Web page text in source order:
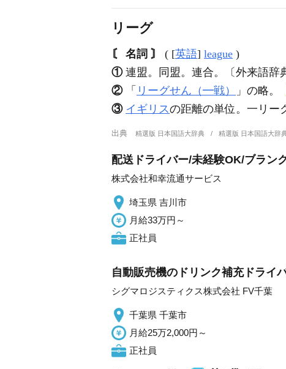
リーグ
〘 名詞 〙 ( [英語] league )
①連盟。同盟。連合。〔外来語辞
②「 リーグせん（━戦） 」の略。
③ イギリスの距離の単位。一リー
出典 精選版 日本国語大辞典 精選版 日本国語大
配送ドライバー/未経験OK/ブラン
株式会社和幸流通サービス
埼玉県 吉川市
月給33万円～
正社員
自動販売機のドリンク補充ドライ
シグマロジスティクス株式会社 FV千葉
千葉県 千葉市
月給25万2,000円～
正社員